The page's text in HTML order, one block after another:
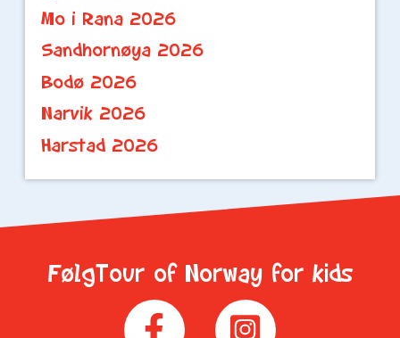
Mo i Rana 2026
Sandhornøya 2026
Bodø 2026
Narvik 2026
Harstad 2026
FølgTour of Norway for kids